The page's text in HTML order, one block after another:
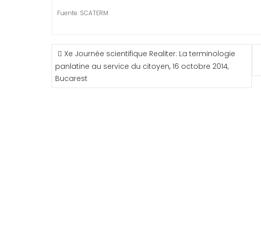
Fuente: SCATERM
NAVEGACIÓN
DE
ENTRADAS
Xe Journée scientifique Realiter: La terminologie
panlatine au service du citoyen, 16 octobre 2014,
Bucarest